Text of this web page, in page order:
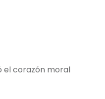
el corazón moral